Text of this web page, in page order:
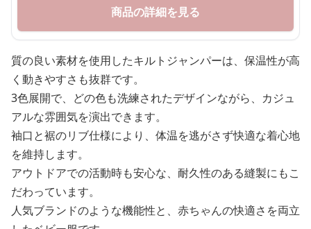
商品の詳細を見る
質の良い素材を使用したキルトジャンパーは、保温性が高
く動きやすさも抜群です。
3色展開で、どの色も洗練されたデザインながら、カジュ
アルな雰囲気を演出できます。
袖口と裾のリブ仕様により、体温を逃がさず快適な着心地
を維持します。
アウトドアでの活動時も安心な、耐久性のある縫製にもこ
だわっています。
人気ブランドのような機能性と、赤ちゃんの快適さを両立